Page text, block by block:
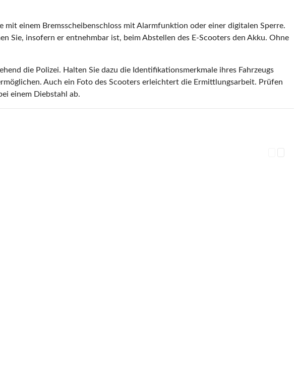
einem Bremsscheibenschloss mit Alarmfunktion oder einer digitalen Sperre.
Sie, insofern er entnehmbar ist, beim Abstellen des E-Scooters den Akku. Ohne
die Polizei. Halten Sie dazu die Identifikationsmerkmale ihres Fahrzeugs
Auch ein Foto des Scooters erleichtert die Ermittlungsarbeit. Prüfen
einem Diebstahl ab.